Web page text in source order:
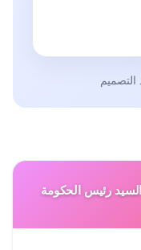
رئيس الحكومة